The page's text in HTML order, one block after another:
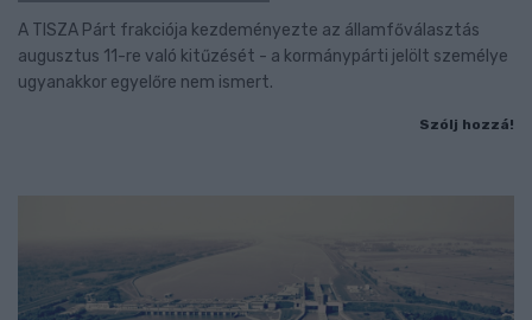
A TISZA Párt frakciója kezdeményezte az államfőválasztás
augusztus 11-re való kitűzését - a kormánypárti jelölt személye
ugyanakkor egyelőre nem ismert.
Szólj hozzá!